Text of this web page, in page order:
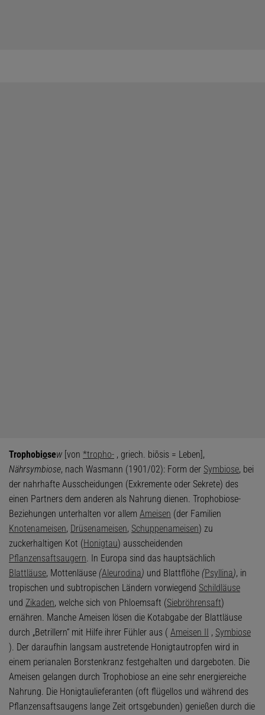
Trophobiosew [von *tropho- , griech. biōsis = Leben],
Nährsymbiose, nach Wasmann (1901/02): Form der Symbiose, bei
der nahrhafte Ausscheidungen (Exkremente oder Sekrete) des
einen Partners dem anderen als Nahrung dienen. Trophobiose-
Beziehungen unterhalten vor allem Ameisen (der Familien
Knotenameisen, Drüsenameisen, Schuppenameisen) zu
zuckerhaltigen Kot (Honigtau) ausscheidenden
Pflanzensaftsaugern. In Europa sind das hauptsächlich
Blattläuse, Mottenläuse (Aleurodina) und Blattflöhe (Psyllina), in
tropischen und subtropischen Ländern vorwiegend Schildläuse
und Zikaden, welche sich von Phloemsaft (Siebröhrensaft)
ernähren. Manche Ameisen lösen die Kotabgabe der Blattläuse
durch „Betrillern“ mit Hilfe ihrer Fühler aus ( Ameisen II , Symbiose
). Der daraufhin langsam austretende Honigtautropfen wird in
einem perianalen Borstenkranz festgehalten und dargeboten. Die
Ameisen gelangen durch Trophobiose an eine sehr energiereiche
Nahrung. Die Honigtaulieferanten (oft flügellos und während des
Pflanzensaftsaugens lange Zeit ortsgebunden) genießen durch die